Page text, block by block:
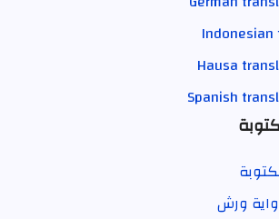
Hausa
Spanish
ورش